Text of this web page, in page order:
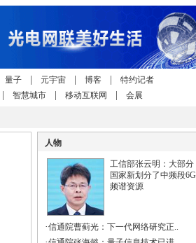
量子 元宇宙 博客
特约记者
智慧城市 移动互联网 会展
人物
工信部张云明：大部分
国家新划分了中频段6G
频谱资源
·信通院曹蓟光：下一代网络研究正..